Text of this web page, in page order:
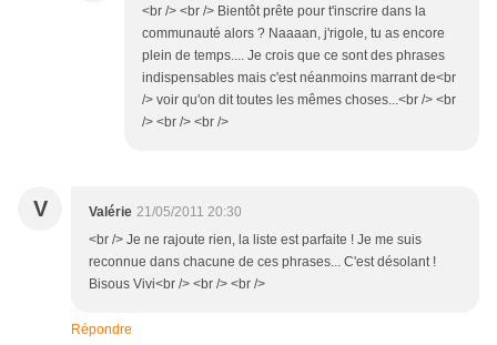
<br /> <br /> Bientôt prête pour t'inscrire dans la
communauté alors ? Naaaan, j'rigole, tu as encore
plein de temps.... Je crois que ce sont des phrases
indispensables mais c'est néanmoins marrant de<br
/> voir qu'on dit toutes les mêmes choses...<br /> <br
/> <br /> <br />
V Valérie 21/05/2011 20:30
<br /> Je ne rajoute rien, la liste est parfaite ! Je me suis
reconnue dans chacune de ces phrases... C'est désolant !
Bisous Vivi<br /> <br /> <br />
Répondre